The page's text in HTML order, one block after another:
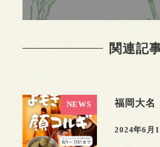
関連記
NEWS 福岡大名
2024年6月